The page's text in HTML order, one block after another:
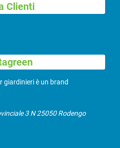
Clienti
giardinieri è un brand
3 N 25050 Rodengo